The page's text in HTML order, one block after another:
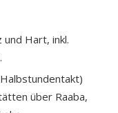
Hart, inkl.
über Raaba,